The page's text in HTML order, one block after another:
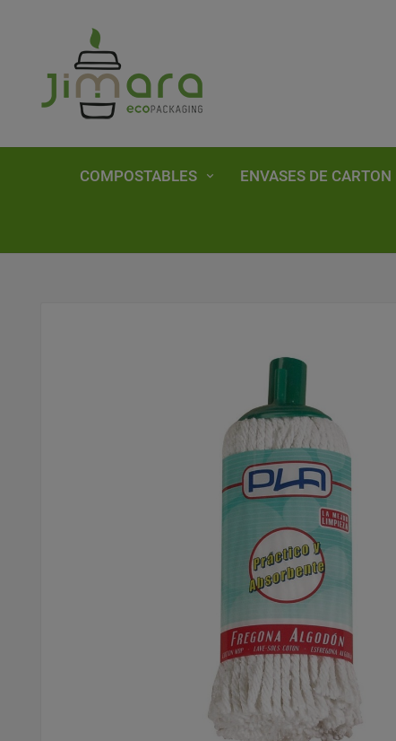
COMPOSTABLES ENVASES DE CARTON